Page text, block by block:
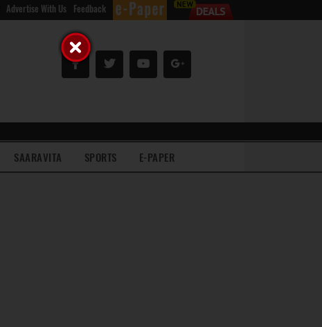
Advertise With Us Feedback
SAARAVITA SPORTS E-PAPER